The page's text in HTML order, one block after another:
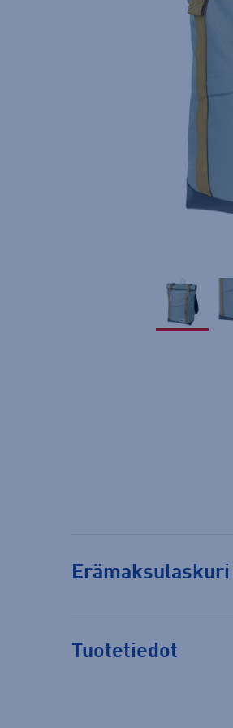
Erämaksulaskuri
Tuotetiedot